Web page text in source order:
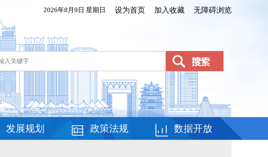
2026年8月9日 星期日 设为首页 加入收藏 无障碍浏览
发展规划 政策法规 数据开放